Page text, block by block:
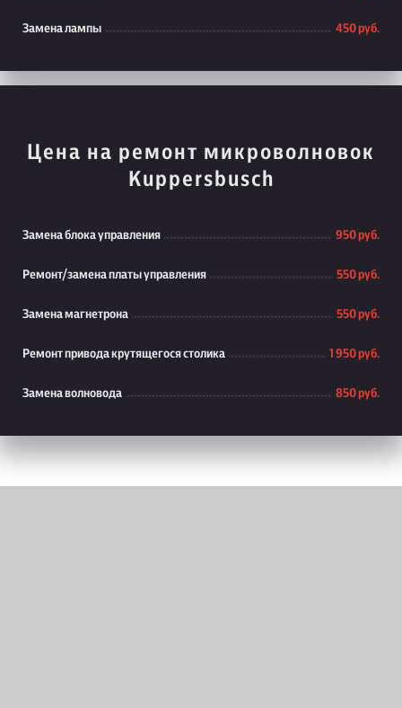
Замена лампы 450 руб.
Цена на ремонт микроволновок
Kuppersbusch
Замена блока управления 950 руб.
Ремонт/замена платы управления 550 руб.
Замена магнетрона 550 руб.
Ремонт привода крутящегося столика 1 950 руб.
Замена волновода 850 руб.